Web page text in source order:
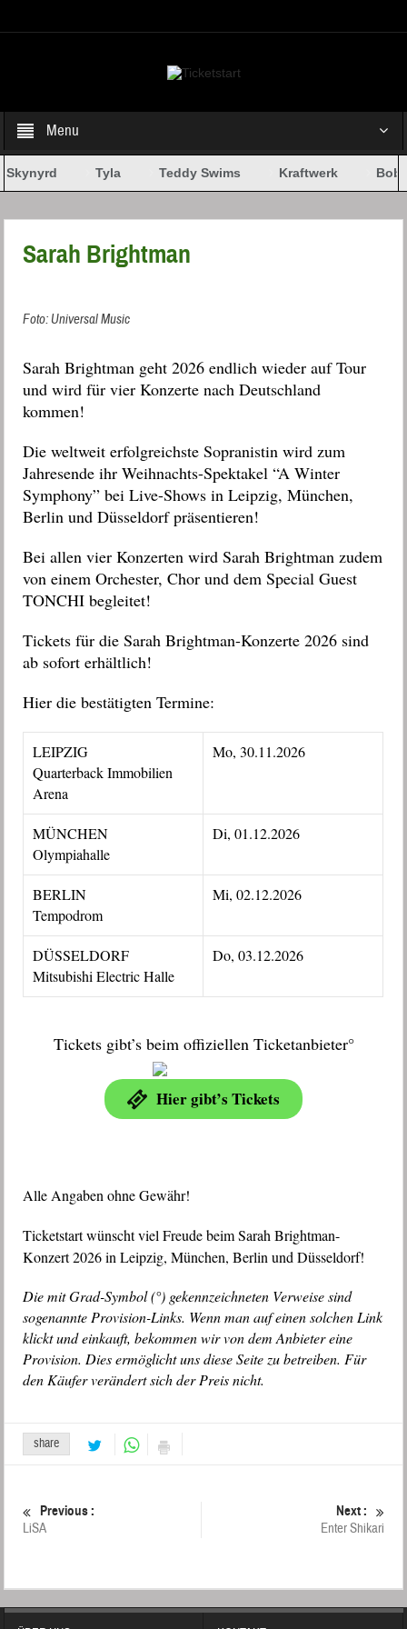
Menu
Tyla Teddy Swims Kraftwerk Bob
Sarah Brightman
Foto: Universal Music
Sarah Brightman geht 2026 endlich wieder auf Tour
und wird für vier Konzerte nach Deutschland
kommen!
Die weltweit erfolgreichste Sopranistin wird zum
Jahresende ihr Weihnachts-Spektakel “A Winter
Symphony” bei Live-Shows in Leipzig, München,
Berlin und Düsseldorf präsentieren!
Bei allen vier Konzerten wird Sarah Brightman zudem
von einem Orchester, Chor und dem Special Guest
TONCHI begleitet!
Tickets für die Sarah Brightman-Konzerte 2026 sind
ab sofort erhältlich!
Hier die bestätigten Termine:
LEIPZIG
Quarterback Immobilien
Arena
Mo, 30.11.2026
MÜNCHEN
Olympiahalle
Di, 01.12.2026
BERLIN
Tempodrom
Mi, 02.12.2026
DÜSSELDORF
Mitsubishi Electric Halle
Do, 03.12.2026
Tickets gibt’s beim offiziellen Ticketanbieter°
Hier gibt’s Tickets
Alle Angaben ohne Gewähr!
Ticketstart wünscht viel Freude beim Sarah Brightman-
Konzert 2026 in Leipzig, München, Berlin und Düsseldorf!
Die mit Grad-Symbol (°) gekennzeichneten Verweise sind
sogenannte Provision-Links. Wenn man auf einen solchen Link
klickt und einkauft, bekommen wir von dem Anbieter eine
Provision. Dies ermöglicht uns diese Seite zu betreiben. Für
den Käufer verändert sich der Preis nicht.
share
Previous :
LiSA
Next :
Enter Shikari